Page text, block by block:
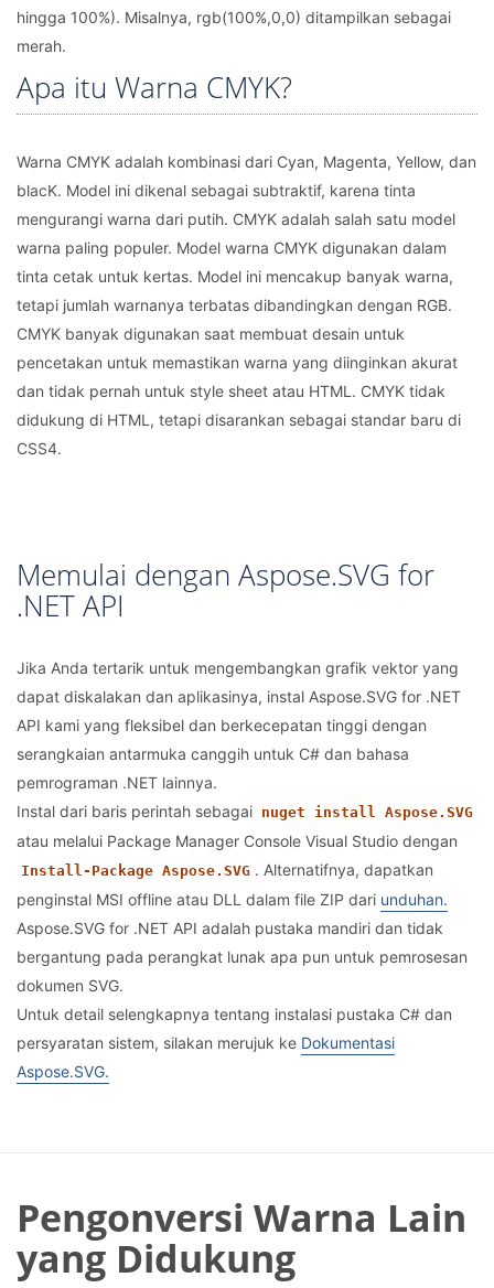
hingga 100%). Misalnya, rgb(100%,0,0) ditampilkan sebagai
merah.
Apa itu Warna CMYK?
Warna CMYK adalah kombinasi dari Cyan, Magenta, Yellow, dan
blacK. Model ini dikenal sebagai subtraktif, karena tinta
mengurangi warna dari putih. CMYK adalah salah satu model
warna paling populer. Model warna CMYK digunakan dalam
tinta cetak untuk kertas. Model ini mencakup banyak warna,
tetapi jumlah warnanya terbatas dibandingkan dengan RGB.
CMYK banyak digunakan saat membuat desain untuk
pencetakan untuk memastikan warna yang diinginkan akurat
dan tidak pernah untuk style sheet atau HTML. CMYK tidak
didukung di HTML, tetapi disarankan sebagai standar baru di
CSS4.
Memulai dengan Aspose.SVG for
.NET API
Jika Anda tertarik untuk mengembangkan grafik vektor yang
dapat diskalakan dan aplikasinya, instal Aspose.SVG for .NET
API kami yang fleksibel dan berkecepatan tinggi dengan
serangkaian antarmuka canggih untuk C# dan bahasa
pemrograman .NET lainnya.
Instal dari baris perintah sebagai nuget install Aspose.SVG
atau melalui Package Manager Console Visual Studio dengan
Install-Package Aspose.SVG . Alternatifnya, dapatkan
penginstal MSI offline atau DLL dalam file ZIP dari unduhan.
Aspose.SVG for .NET API adalah pustaka mandiri dan tidak
bergantung pada perangkat lunak apa pun untuk pemrosesan
dokumen SVG.
Untuk detail selengkapnya tentang instalasi pustaka C# dan
persyaratan sistem, silakan merujuk ke Dokumentasi
Aspose.SVG.
Pengonversi Warna Lain
yang Didukung